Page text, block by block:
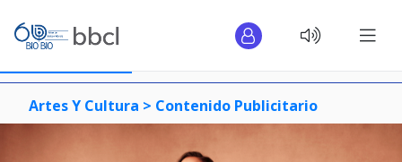
Artes Y Cultura > Contenido Publicitario